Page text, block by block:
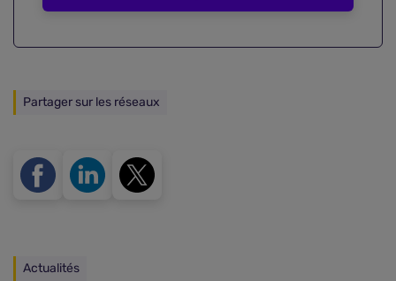
Partager sur les réseaux
Actualités